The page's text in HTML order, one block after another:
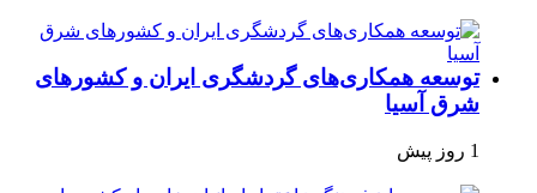
توسعه همکاری‌های گردشگری ایران و کشورهای
شرق آسیا
1 روز پیش